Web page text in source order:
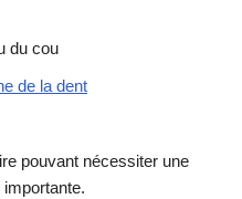
du cou
de la dent
pouvant nécessiter une